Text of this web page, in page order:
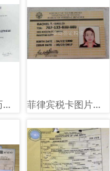
菲律宾大学学历图片样式讲解 菲律宾税卡图片样式讲解